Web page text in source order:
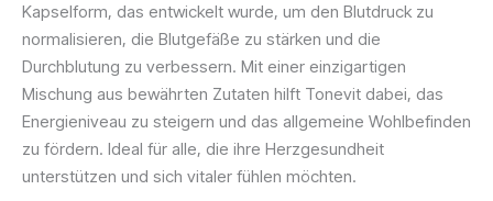
Kapselform, das entwickelt wurde, um den Blutdruck zu
normalisieren, die Blutgefäße zu stärken und die
Durchblutung zu verbessern. Mit einer einzigartigen
Mischung aus bewährten Zutaten hilft Tonevit dabei, das
Energieniveau zu steigern und das allgemeine Wohlbefinden
zu fördern. Ideal für alle, die ihre Herzgesundheit
unterstützen und sich vitaler fühlen möchten.